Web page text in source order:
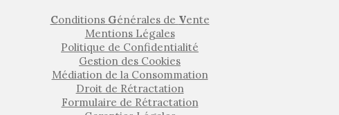
Conditions Générales de Vente
Mentions Légales
Politique de Confidentialité
Gestion des Cookies
Médiation de la Consommation
Droit de Rétractation
Formulaire de Rétractation